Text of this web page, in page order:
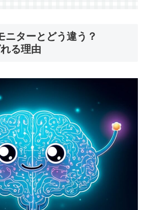
ニターとどう違う？
る理由